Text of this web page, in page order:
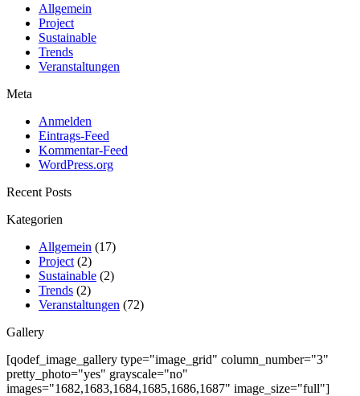
Allgemein
Project
Sustainable
Trends
Veranstaltungen
Meta
Anmelden
Eintrags-Feed
Kommentar-Feed
WordPress.org
Recent Posts
Kategorien
Allgemein (17)
Project (2)
Sustainable (2)
Trends (2)
Veranstaltungen (72)
Gallery
[qodef_image_gallery type="image_grid" column_number="3"
pretty_photo="yes" grayscale="no"
images="1682,1683,1684,1685,1686,1687" image_size="full"]